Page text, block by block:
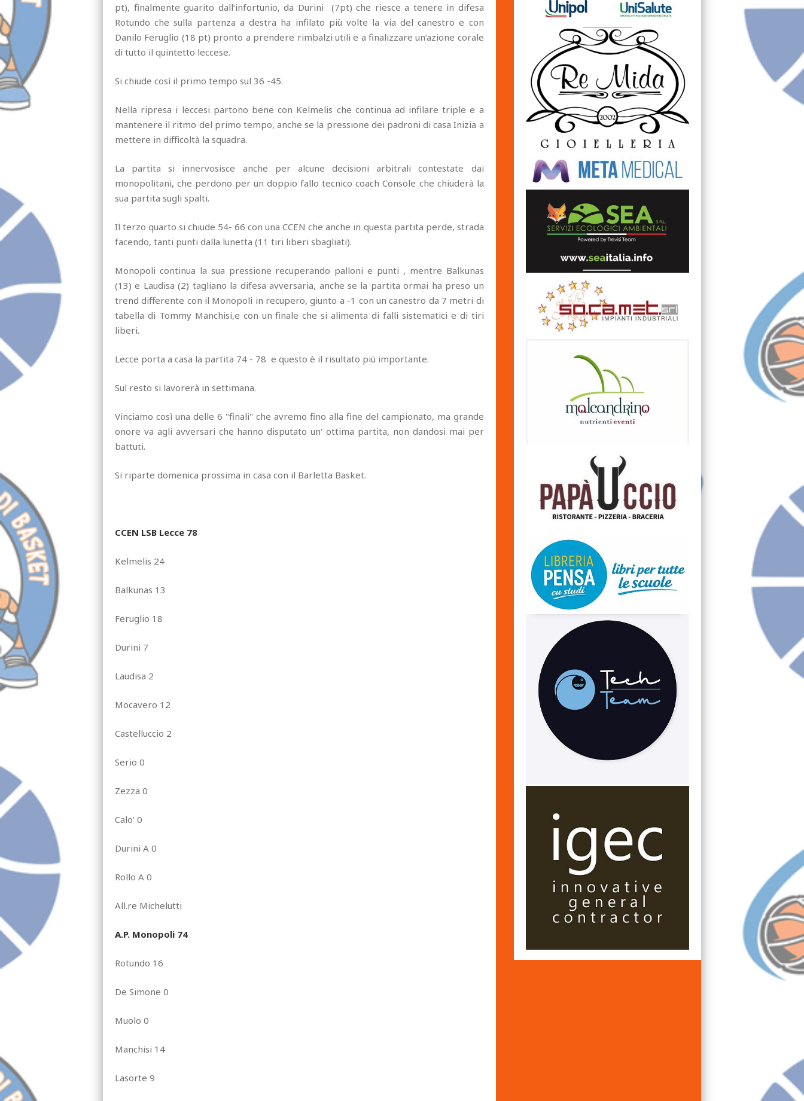
pt), finalmente guarito dall’infortunio, da Durini (7pt) che riesce a tenere in difesa
Rotundo che sulla partenza a destra ha infilato più volte la via del canestro e con
Danilo Feruglio (18 pt) pronto a prendere rimbalzi utili e a finalizzare un’azione corale
di tutto il quintetto leccese.
Si chiude così il primo tempo sul 36 -45.
Nella ripresa i leccesi partono bene con Kelmelis che continua ad infilare triple e a
mantenere il ritmo del primo tempo, anche se la pressione dei padroni di casa Inizia a
mettere in difficoltà la squadra.
La partita si innervosisce anche per alcune decisioni arbitrali contestate dai
monopolitani, che perdono per un doppio fallo tecnico coach Console che chiuderà la
sua partita sugli spalti.
Il terzo quarto si chiude 54- 66 con una CCEN che anche in questa partita perde, strada
facendo, tanti punti dalla lunetta (11 tiri liberi sbagliati).
Monopoli continua la sua pressione recuperando palloni e punti , mentre Balkunas
(13) e Laudisa (2) tagliano la difesa avversaria, anche se la partita ormai ha preso un
trend differente con il Monopoli in recupero, giunto a -1 con un canestro da 7 metri di
tabella di Tommy Manchisi,e con un finale che si alimenta di falli sistematici e di tiri
liberi.
Lecce porta a casa la partita 74 - 78 e questo è il risultato più importante.
Sul resto si lavorerà in settimana.
Vinciamo così una delle 6 "finali" che avremo fino alla fine del campionato, ma grande
onore va agli avversari che hanno disputato un' ottima partita, non dandosi mai per
battuti.
Si riparte domenica prossima in casa con il Barletta Basket.
CCEN LSB Lecce 78
Kelmelis 24
Balkunas 13
Feruglio 18
Durini 7
Laudisa 2
Mocavero 12
Castelluccio 2
Serio 0
Zezza 0
Calo’ 0
Durini A 0
Rollo A 0
All.re Michelutti
A.P. Monopoli 74
Rotundo 16
De Simone 0
Muolo 0
Manchisi 14
Lasorte 9